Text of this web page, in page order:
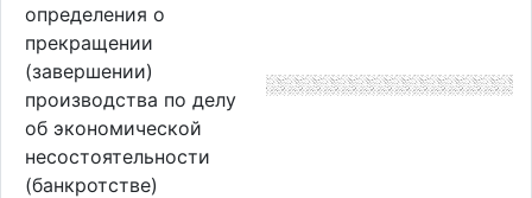
определения о
прекращении
(завершении)
производства по делу
об экономической
несостоятельности
(банкротстве)